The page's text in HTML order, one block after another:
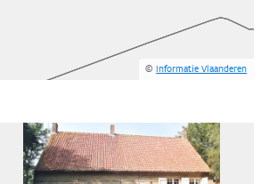
©Informatie Vlaanderen